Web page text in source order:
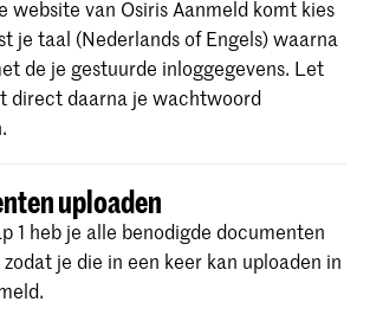
website van Osiris Aanmeld komt kies
je taal (Nederlands of Engels) waarna
de je gestuurde inloggegevens. Let
direct daarna je wachtwoord
uploaden
1 heb je alle benodigde documenten
je die in een keer kan uploaden in